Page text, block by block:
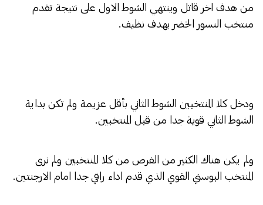
من هدف اخر قاتل وينتهي الشوط الاول على نتيجة تقدم
منتخب النسور الخضر بهدف نظيف.
ودخل كلا المنتخبين الشوط الثاني بأقل عزيمة ولم تكن بداية
الشوط الثاني قوية جدا من قبل المنتخبين.
ولم يكن هناك الكثير من الفرص من كلا المنتخبين ولم نرى
المنتخب البوسني القوي الذي قدم اداء راقي جدا امام الارجنتين.